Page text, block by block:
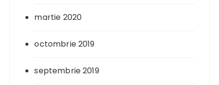
martie 2020
octombrie 2019
septembrie 2019